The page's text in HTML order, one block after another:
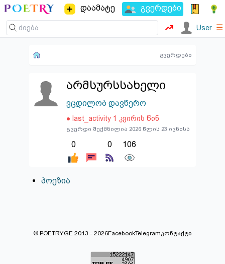
დაამატე გვერდები
User ☰
გვერდები
არმსურსსახელი
ვცდილობ დავწერო
● last_activity 1 კვირის წინ
გვერდი შექმნილია 2026 წლის 23 ივნისს
0 0 106
პოეზია
© POETRY.GE 2013 - 2026FacebookTelegramკონტაქტი